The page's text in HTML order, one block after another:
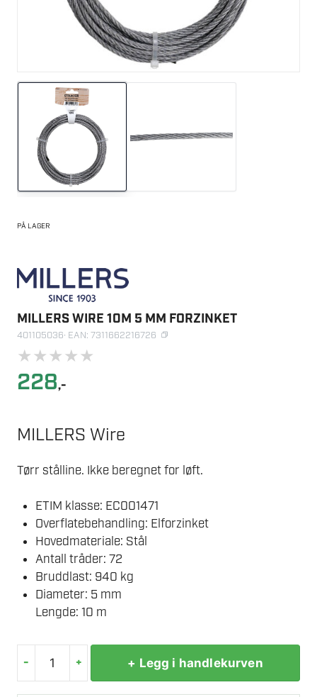
PÅ LAGER
MILLERS WIRE 10M 5 MM FORZINKET
401105036· EAN: 7311662216726
★★★★★
228,-
MILLERS Wire
Tørr stålline. Ikke beregnet for løft.
ETIM klasse: EC001471
Overflatebehandling: Elforzinket
Hovedmateriale: Stål
Antall tråder: 72
Bruddlast: 940 kg
Diameter: 5 mm
Lengde: 10 m
-
MILLERS
+ + Legg i handlekurven